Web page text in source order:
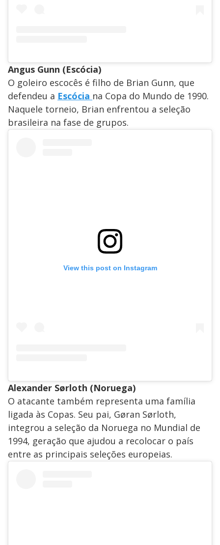
Angus Gunn (Escócia)
O goleiro escocês é filho de Brian Gunn, que
defendeu a Escócia na Copa do Mundo de 1990.
Naquele torneio, Brian enfrentou a seleção
brasileira na fase de grupos.
View this post on Instagram
Alexander Sørloth (Noruega)
O atacante também representa uma família
ligada às Copas. Seu pai, Gøran Sørloth,
integrou a seleção da Noruega no Mundial de
1994, geração que ajudou a recolocar o país
entre as principais seleções europeias.